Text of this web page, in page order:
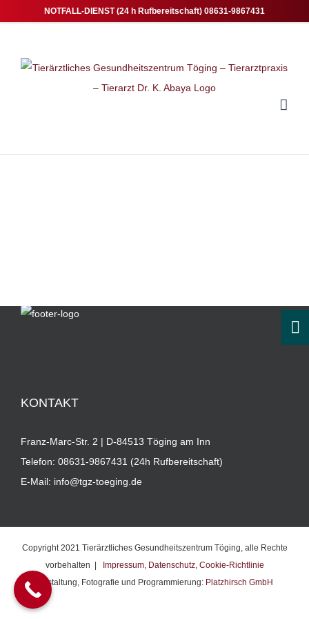
NOTFALL-DIENST (24 h Rufbereitschaft) 08631-9867431
KONTAKT
Franz-Marc-Str. 2 | D-84513 Töging am Inn
Telefon: 08631-9867431 (24h Rufbereitschaft)
E-Mail: info@tgz-toeging.de
Copyright 2021 Tierärztliches Gesundheitszentrum Töging, alle Rechte
vorbehalten |
Impressum, Datenschutz, Cookie-Richtlinie
Gestaltung, Fotografie und Programmierung: Platzhirsch GmbH